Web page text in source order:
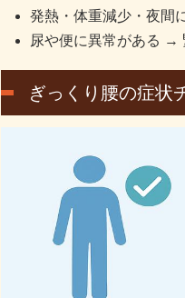
発熱・体重減少・夜間
尿や便に異常がある →
ぎっくり腰の症状